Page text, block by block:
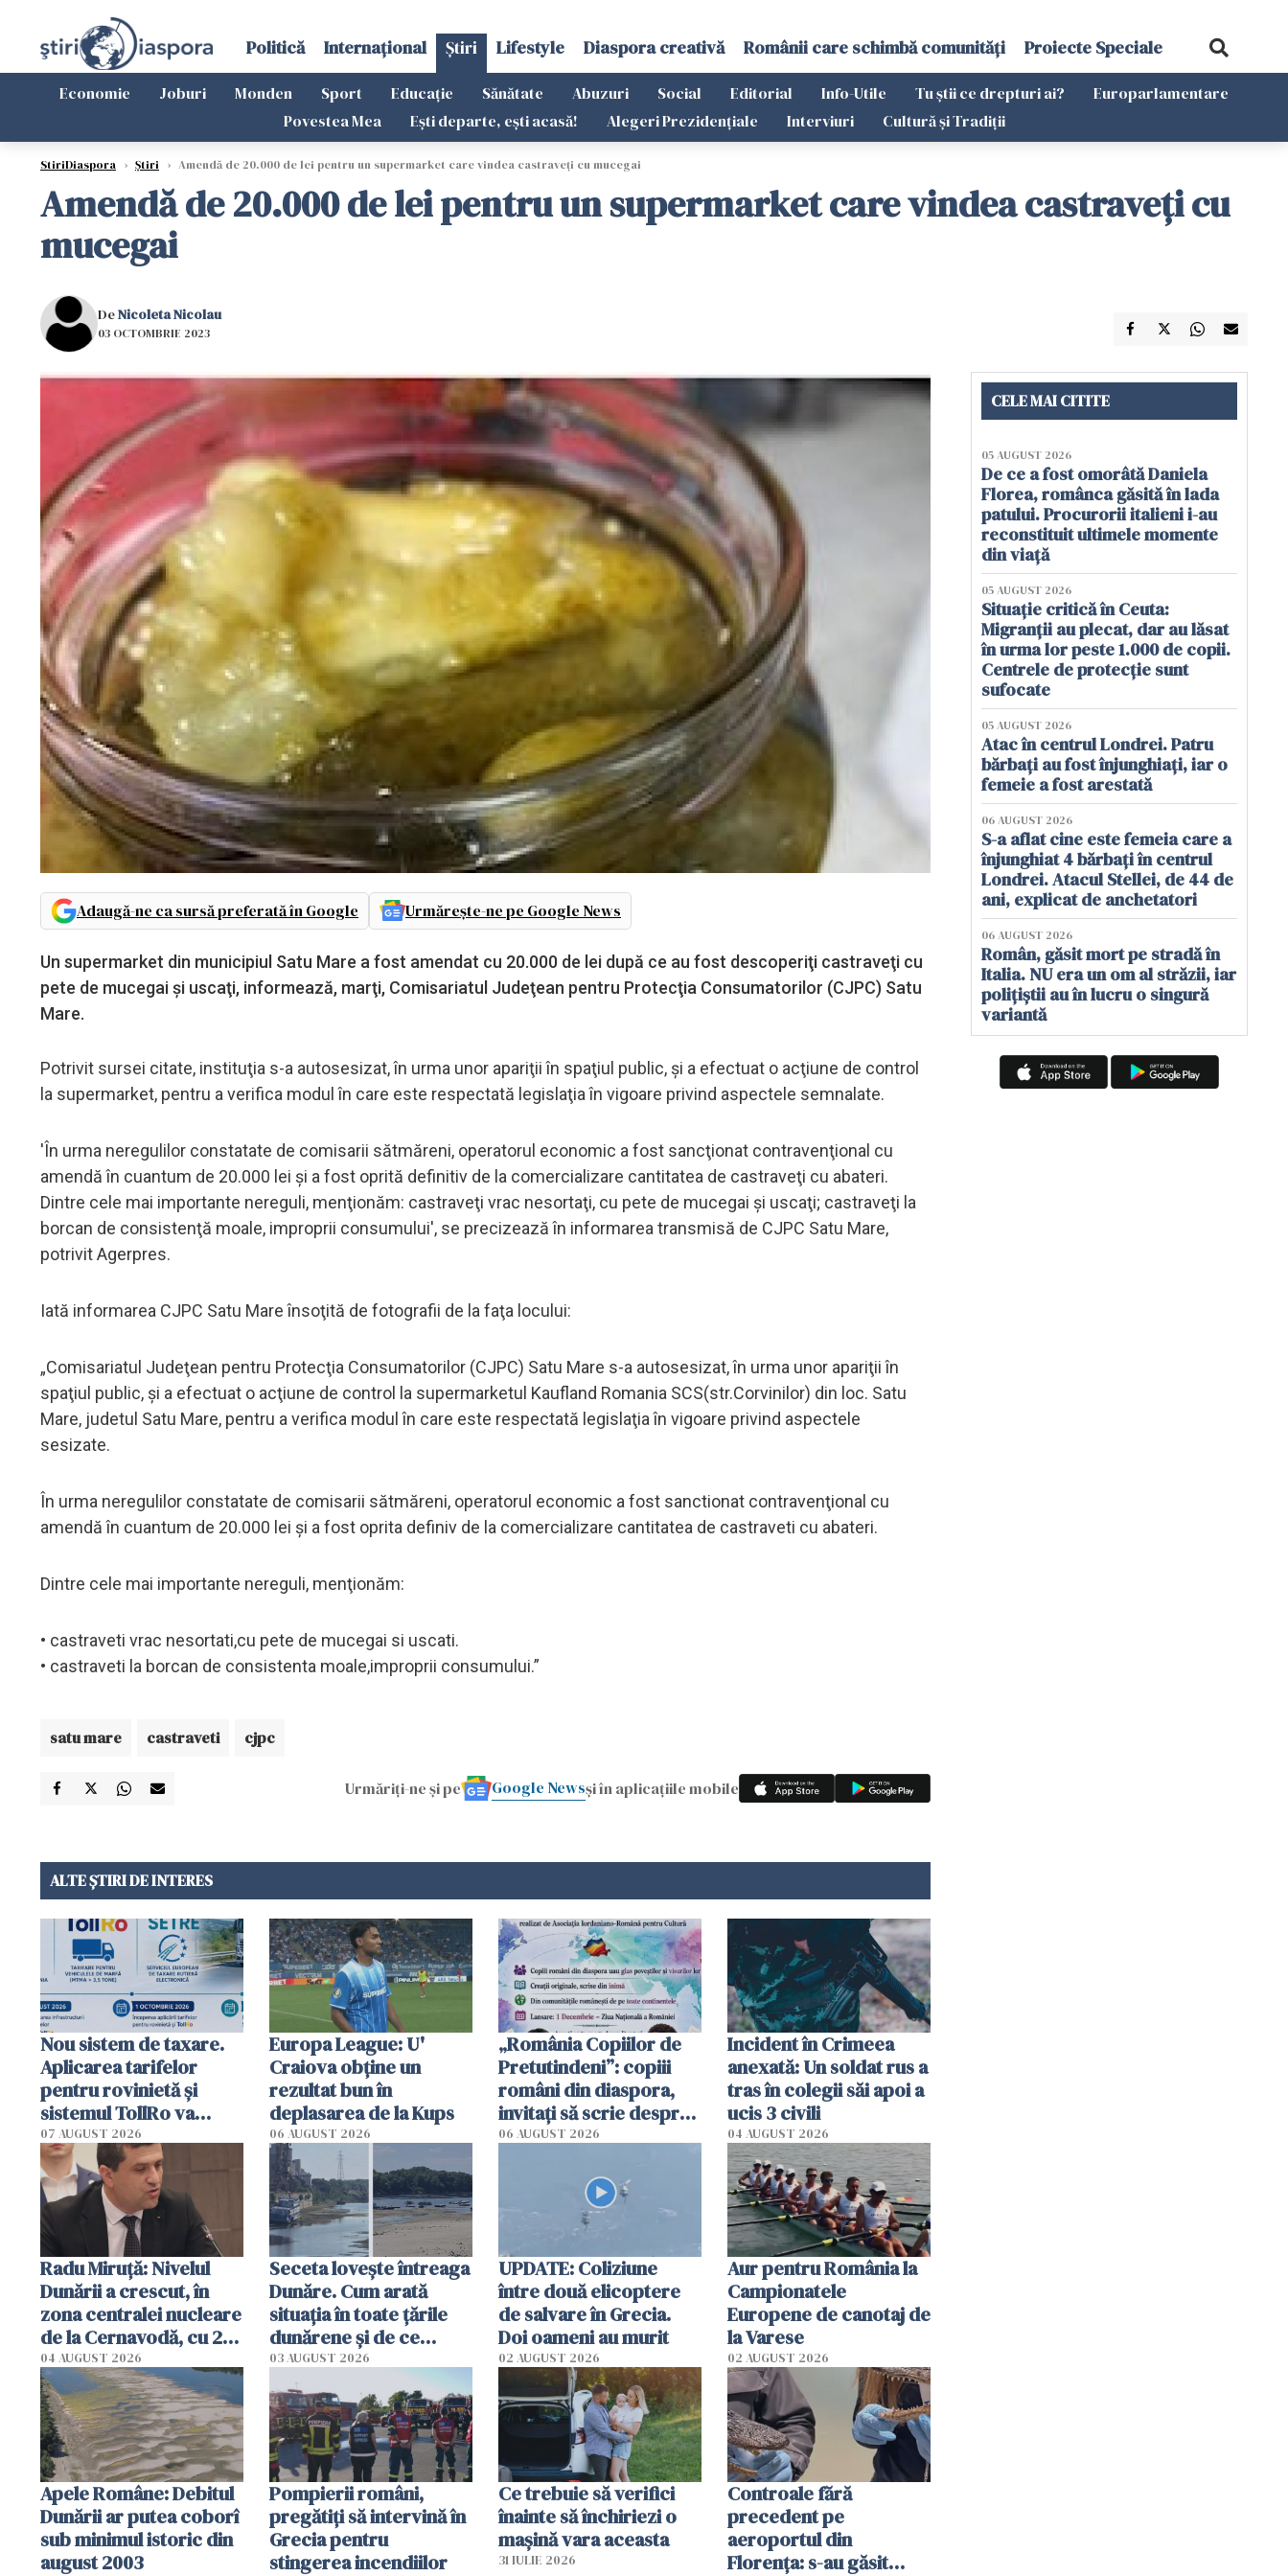
Politică Internațional Știri Lifestyle Diaspora creativă Românii care schimbă comunități Proiecte Speciale
Economie Joburi Monden Sport Educație Sănătate Abuzuri Social Editorial Info-Utile Tu știi ce drepturi ai?
Europarlamentare
Povestea Mea
Ești departe, ești acasă! Alegeri Prezidențiale Interviuri Cultură și Tradiții
StiriDiaspora › Știri › Amendă de 20.000 de lei pentru un supermarket care vindea castraveţi cu mucegai
Amendă de 20.000 de lei pentru un supermarket care vindea castraveţi cu
mucegai
DeNicoleta Nicolau
03 OCTOMBRIE 2023
Adaugă-ne ca sursă preferată în Google Urmărește-ne pe Google News
Un supermarket din municipiul Satu Mare a fost amendat cu 20.000 de lei după ce au fost descoperiţi castraveţi cu
pete de mucegai şi uscaţi, informează, marţi, Comisariatul Judeţean pentru Protecţia Consumatorilor (CJPC) Satu
Mare.
Potrivit sursei citate, instituţia s-a autosesizat, în urma unor apariţii în spaţiul public, şi a efectuat o acţiune de control
la supermarket, pentru a verifica modul în care este respectată legislaţia în vigoare privind aspectele semnalate.
'În urma neregulilor constatate de comisarii sătmăreni, operatorul economic a fost sancţionat contravenţional cu
amendă în cuantum de 20.000 lei şi a fost oprită definitiv de la comercializare cantitatea de castraveţi cu abateri.
Dintre cele mai importante nereguli, menţionăm: castraveţi vrac nesortaţi, cu pete de mucegai şi uscaţi; castraveţi la
borcan de consistenţă moale, improprii consumului', se precizează în informarea transmisă de CJPC Satu Mare,
potrivit Agerpres.
Iată informarea CJPC Satu Mare însoţită de fotografii de la faţa locului:
„Comisariatul Judeţean pentru Protecţia Consumatorilor (CJPC) Satu Mare s-a autosesizat, în urma unor apariţii în
spaţiul public, şi a efectuat o acţiune de control la supermarketul Kaufland Romania SCS(str.Corvinilor) din loc. Satu
Mare, judetul Satu Mare, pentru a verifica modul în care este respectată legislaţia în vigoare privind aspectele
sesizate.
În urma neregulilor constatate de comisarii sătmăreni, operatorul economic a fost sanctionat contravenţional cu
amendă în cuantum de 20.000 lei şi a fost oprita definiv de la comercializare cantitatea de castraveti cu abateri.
Dintre cele mai importante nereguli, menţionăm:
• castraveti vrac nesortati,cu pete de mucegai si uscati.
• castraveti la borcan de consistenta moale,improprii consumului.”
satu mare castraveti cjpc
Urmăriți-ne și pe Google Newsși în aplicațiile mobile
ALTE ȘTIRI DE INTERES
Nou sistem de taxare.
Aplicarea tarifelor
pentru rovinietă şi
sistemul TollRo va
începe la 1 octombrie
07 AUGUST 2026
Europa League: U'
Craiova obține un
rezultat bun în
deplasarea de la Kups
06 AUGUST 2026
„România Copiilor de
Pretutindeni”: copiii
români din diaspora,
invitați să scrie despre
România într-un volum
06 AUGUST 2026
Incident în Crimeea
anexată: Un soldat rus a
tras în colegii săi apoi a
ucis 3 civili
04 AUGUST 2026
Radu Miruţă: Nivelul
Dunării a crescut, în
zona centralei nucleare
de la Cernavodă, cu 2
cm faţă de ziua trecută
04 AUGUST 2026
Seceta lovește întreaga
Dunăre. Cum arată
situația în toate țările
dunărene și de ce
România resimte
efectele, deși a plouat
în iulie
03 AUGUST 2026
UPDATE: Coliziune
între două elicoptere
de salvare în Grecia.
Doi oameni au murit
02 AUGUST 2026
Aur pentru România la
Campionatele
Europene de canotaj de
la Varese
02 AUGUST 2026
Apele Române: Debitul
Dunării ar putea coborî
sub minimul istoric din
august 2003
Pompierii români,
pregătiţi să intervină în
Grecia pentru
stingerea incendiilor
Ce trebuie să verifici
înainte să închiriezi o
mașină vara aceasta
31 IULIE 2026
Controale fără
precedent pe
aeroportul din
Florența: s-au găsit
CELE MAI CITITE
05 AUGUST 2026
De ce a fost omorâtă Daniela
Florea, românca găsită în lada
patului. Procurorii italieni i-au
reconstituit ultimele momente
din viață
05 AUGUST 2026
Situație critică în Ceuta:
Migranții au plecat, dar au lăsat
în urma lor peste 1.000 de copii.
Centrele de protecție sunt
sufocate
05 AUGUST 2026
Atac în centrul Londrei. Patru
bărbați au fost înjunghiați, iar o
femeie a fost arestată
06 AUGUST 2026
S-a aflat cine este femeia care a
înjunghiat 4 bărbați în centrul
Londrei. Atacul Stellei, de 44 de
ani, explicat de anchetatori
06 AUGUST 2026
Român, găsit mort pe stradă în
Italia. NU era un om al străzii, iar
polițiștii au în lucru o singură
variantă